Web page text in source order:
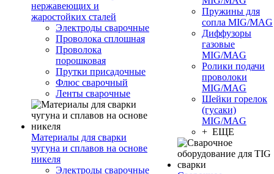
нержавеющих и
жаростойких сталей
Электроды сварочные
Проволока сплошная
Проволока
порошковая
Прутки присадочные
Флюс сварочный
Ленты сварочные
Материалы для сварки
чугуна и сплавов на основе
никеля
Электроды сварочные
Пружины для
сопла MIG/MAG
Диффузоры
газовые
MIG/MAG
Ролики подачи
проволоки
MIG/MAG
Шейки горелок
(гусаки)
MIG/MAG
+ ЕЩЕ